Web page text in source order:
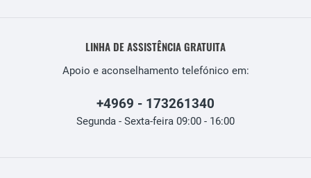
LINHA DE ASSISTÊNCIA GRATUITA
Apoio e aconselhamento telefónico em:
+4969 - 173261340
Segunda - Sexta-feira 09:00 - 16:00